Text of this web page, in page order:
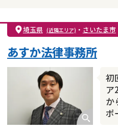
埼玉県 (近隣エリア) ・ さいたま市
初
ア
か
ポ
あすか法律事務所